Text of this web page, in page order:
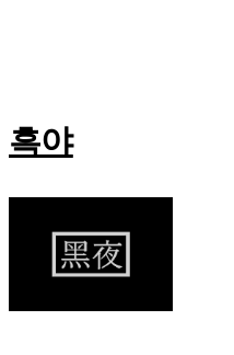
흑야